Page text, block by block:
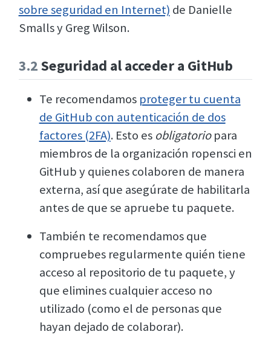
sobre seguridad en Internet) de Danielle
Smalls y Greg Wilson.
3.2Seguridad al acceder a GitHub
Te recomendamos proteger tu cuenta
de GitHub con autenticación de dos
factores (2FA). Esto es obligatoriopara
miembros de la organización ropensci en
GitHub y quienes colaboren de manera
externa, así que asegúrate de habilitarla
antes de que se apruebe tu paquete.
También te recomendamos que
compruebes regularmente quién tiene
acceso al repositorio de tu paquete, y
que elimines cualquier acceso no
utilizado (como el de personas que
hayan dejado de colaborar).